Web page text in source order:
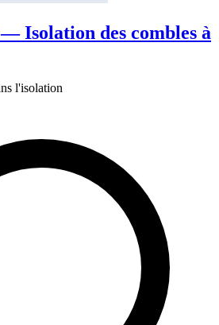
Isolation des combles à
l'isolation